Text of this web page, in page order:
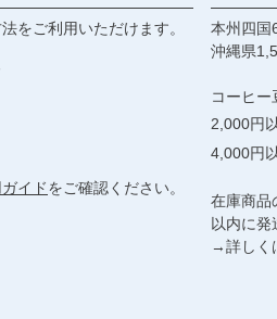
をご利用いただけます。
イドをご確認ください。
本州四国
沖縄県
コーヒー
2,000円
4,000円
在庫商品
以内に発
→詳しく